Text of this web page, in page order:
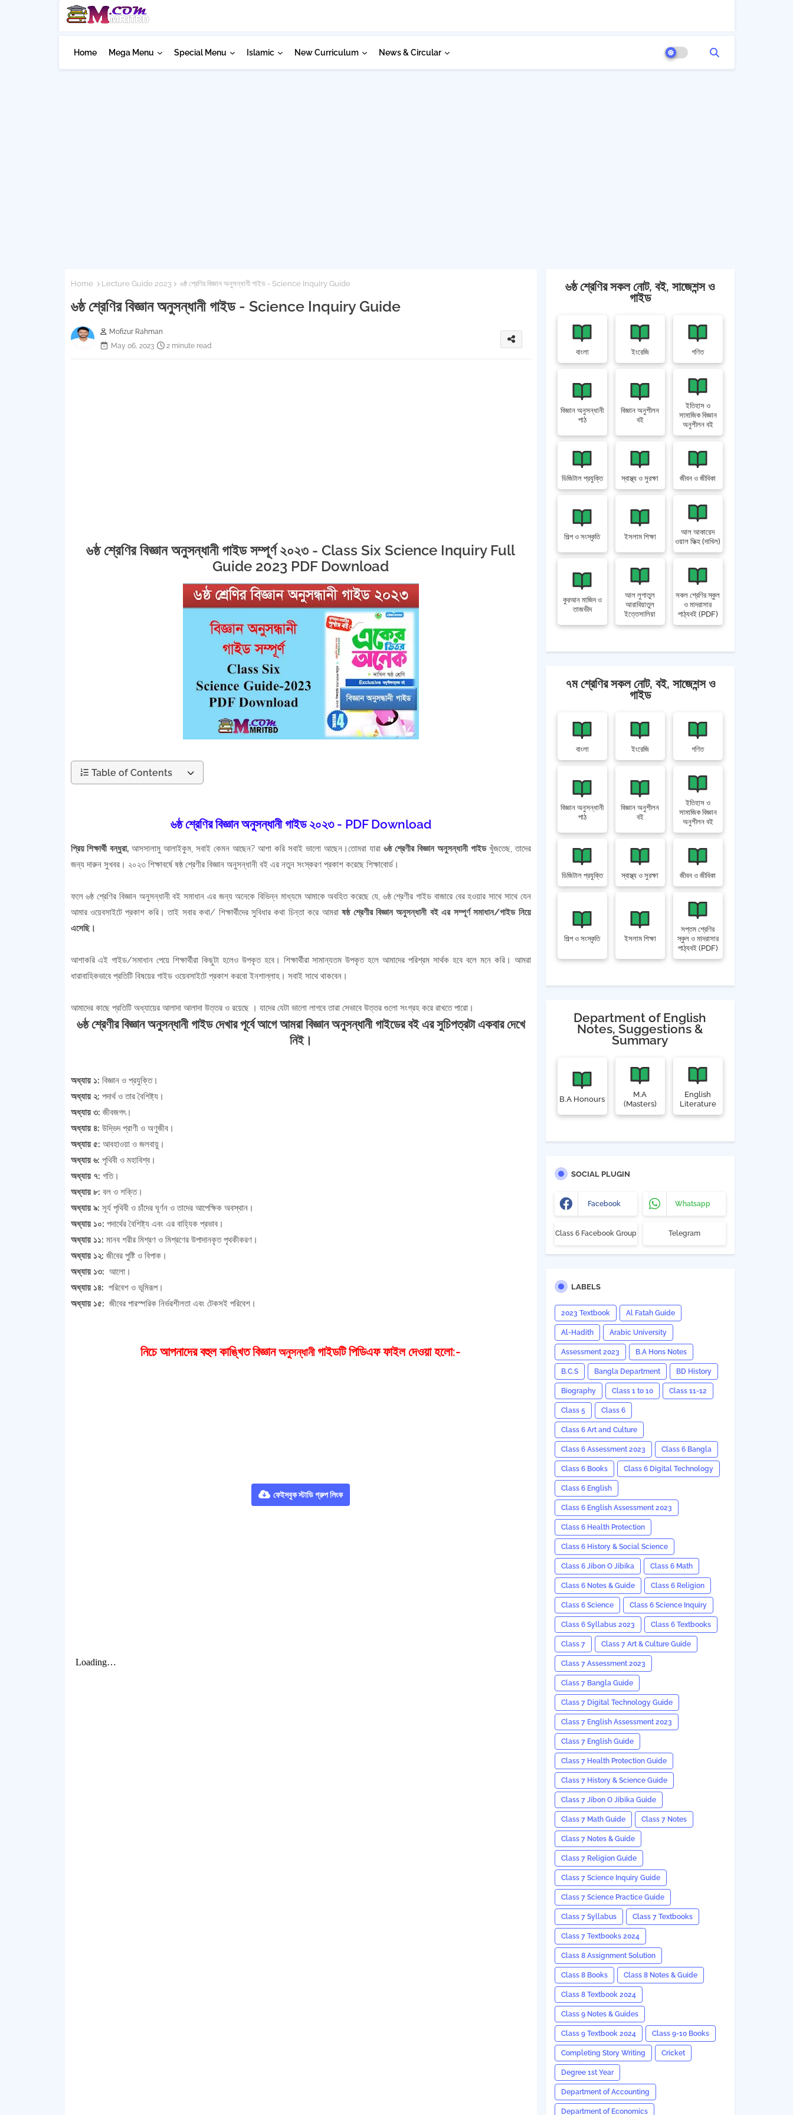
Home Mega Menu Special Menu Islamic New Curriculum News & Circular
Home Lecture Guide 2023 ৬ষ্ঠ শ্রেণির বিজ্ঞান অনুসন্ধানী গাইড - Science Inquiry Guide
৬ষ্ঠ শ্রেণির বিজ্ঞান অনুসন্ধানী গাইড - Science Inquiry Guide
Mofizur Rahman
May 06, 2023
2 minute read
৬ষ্ঠ শ্রেণির বিজ্ঞান অনুসন্ধানী গাইড সম্পূর্ণ ২০২৩ - Class Six Science Inquiry Full
Guide 2023 PDF Download
Table of Contents
৬ষ্ঠ শ্রেণির বিজ্ঞান অনুসন্ধানী গাইড ২০২৩ - PDF Download
প্রিয় শিক্ষার্থী বন্ধুরা,আসসালামু আলাইকুম, সবাই কেমন আছেন? আশা করি সবাই ভালো আছেন।তোমরা যারা ৬ষ্ঠ শ্রেণীর বিজ্ঞান অনুসন্ধানী গাইডখুঁজতেছ, তাদের
জন্য দারুন সুখবর। ২০২৩ শিক্ষাবর্ষে ষষ্ঠ শ্রেণীর বিজ্ঞান অনুসন্ধানী বই এর নতুন সংস্করণ প্রকাশ করেছে শিক্ষাবোর্ড।
ফলে ৬ষ্ঠ শ্রেণির বিজ্ঞান অনুসন্ধানী বই সমাধান এর জন্য অনেকে বিভিন্ন মাধ্যমে আমাকে অবহিত করেছে যে, ৬ষ্ঠ শ্রেণীর গাইড বাজারে বের হওয়ার সাথে সাথে যেন
আমার ওয়েবসাইটে প্রকাশ করি। তাই সবার কথা/ শিক্ষার্থীদের সুবিধার কথা চিন্তা করে আমরাষষ্ঠ শ্রেণীর বিজ্ঞান অনুসন্ধানী বই এর সম্পূর্ণ সমাধান/গাইড নিয়ে
এসেছি।
আশাকরি এই গাইড/সমাধান পেয়ে শিক্ষার্থীরা কিছুটা হলেও উপকৃত হবে। শিক্ষার্থীরা সামান্যতম উপকৃত হলে আমাদের পরিশ্রম সার্থক হবে বলে মনে করি। আমরা
ধারাবাহিকভাবে প্রতিটি বিষয়ের গাইড ওয়েবসাইটে প্রকাশ করবো ইনশাল্লাহ। সবাই সাথে থাকবেন।
আমাদের কাছে প্রতিটি অধ্যায়ের আলাদা আলাদা উত্তর ও রয়েছে । যাদের যেটা ভালো লাগবে তারা সেভাবে উত্তর গুলো সংগ্রহ করে রাখতে পারো।
৬ষ্ঠ শ্রেণীর বিজ্ঞান অনুসন্ধানী গাইড দেখার পূর্বে আগে আমরা বিজ্ঞান অনুসন্ধানী গাইডের বই এর সুচিপত্রটা একবার দেখে
নিই।
অধ্যায় ১: বিজ্ঞান ও প্রযুক্তি।
অধ্যায় ২: পদার্থ ও তার বৈশিষ্ট্য।
অধ্যায় ৩: জীবজগৎ।
অধ্যায় ৪: উদ্ভিদ প্রাণী ও অণুজীব।
অধ্যায় ৫: আবহাওয়া ও জলবায়ু।
অধ্যায় ৬: পৃথিবী ও মহাবিশ্ব।
অধ্যায় ৭: গতি।
অধ্যায় ৮: বল ও শক্তি।
অধ্যায় ৯: সূর্য পৃথিবী ও চাঁদের ঘূর্ণন ও তাদের আপেক্ষিক অবস্থান।
অধ্যায় ১০: পদার্থের বৈশিষ্ট্য এবং এর বাহ্যিক প্রভাব।
অধ্যায় ১১: মানব শরীর মিশ্রণ ও মিশ্রণের উপাদানকৃত পৃথকীকরণ।
অধ্যায় ১২: জীবের পুষ্টি ও বিপাক।
অধ্যায় ১৩: আলো।
অধ্যায় ১৪: পরিবেশ ও ভূমিরূপ।
অধ্যায় ১৫: জীবের পারস্পরিক নির্ভরশীলতা এবং টেকসই পরিবেশ।
নিচে আপনাদের বহুল কাঙ্খিত বিজ্ঞানঅনুসন্ধানীগাইডটি পিডিএফ ফাইল দেওয়া হলো:-
ফেইসবুক স্টাডি গ্রুপ লিংক
৬ষ্ঠ শ্রেণির সকল নোট, বই, সাজেশন্স ও
গাইড
বাংলা ইংরেজি গণিত
বিজ্ঞান অনুসন্ধানী
পাঠ
বিজ্ঞান অনুশীলন
বই
ইতিহাস ও
সামাজিক বিজ্ঞান
অনুশীলন বই
ডিজিটাল প্রযুক্তি স্বাস্থ্য ও সুরক্ষা জীবন ও জীবিকা
শিল্প ও সংস্কৃতি ইসলাম শিক্ষা
আল আকায়েদ
ওয়াল ফিক্হ (দাখিল)
কুরআন মাজিদ ও
তাজভীদ
আল লুগাতুল
আরাবিয়াতুল
ইত্তেসালিয়া
সকল শ্রেণির স্কুল
ও মাদরাসার
পাঠ্যবই (PDF)
৭ম শ্রেণির সকল নোট, বই, সাজেশন্স ও
গাইড
বাংলা ইংরেজি গণিত
বিজ্ঞান অনুসন্ধানী
পাঠ
বিজ্ঞান অনুশীলন
বই
ইতিহাস ও
সামাজিক বিজ্ঞান
অনুশীলন বই
ডিজিটাল প্রযুক্তি স্বাস্থ্য ও সুরক্ষা জীবন ও জীবিকা
শিল্প ও সংস্কৃতি ইসলাম শিক্ষা
সপ্তম শ্রেণির
স্কুল ও মাদরাসার
পাঠ্যবই (PDF)
Department of English
Notes, Suggestions &
Summary
B.A Honours
M.A
(Masters)
English
Literature
SOCIAL PLUGIN
Facebook Whatsapp
Class 6 Facebook Group Telegram
LABELS
2023 Textbook Al Fatah Guide
Al-Hadith Arabic University
Assessment 2023 B.A Hons Notes
B.C.S Bangla Department BD History
Biography Class 1 to 10 Class 11-12
Class 5 Class 6
Class 6 Art and Culture
Class 6 Assessment 2023 Class 6 Bangla
Class 6 Books Class 6 Digital Technology
Class 6 English
Class 6 English Assessment 2023
Class 6 Health Protection
Class 6 History & Social Science
Class 6 Jibon O Jibika Class 6 Math
Class 6 Notes & Guide Class 6 Religion
Class 6 Science Class 6 Science Inquiry
Class 6 Syllabus 2023 Class 6 Textbooks
Class 7 Class 7 Art & Culture Guide
Class 7 Assessment 2023
Class 7 Bangla Guide
Class 7 Digital Technology Guide
Class 7 English Assessment 2023
Class 7 English Guide
Class 7 Health Protection Guide
Class 7 History & Science Guide
Class 7 Jibon O Jibika Guide
Class 7 Math Guide Class 7 Notes
Class 7 Notes & Guide
Class 7 Religion Guide
Class 7 Science Inquiry Guide
Class 7 Science Practice Guide
Class 7 Syllabus Class 7 Textbooks
Class 7 Textbooks 2024
Class 8 Assignment Solution
Class 8 Books Class 8 Notes & Guide
Class 8 Textbook 2024
Class 9 Notes & Guides
Class 9 Textbook 2024 Class 9-10 Books
Completing Story Writing Cricket
Degree 1st Year
Department of Accounting
Department of Economics